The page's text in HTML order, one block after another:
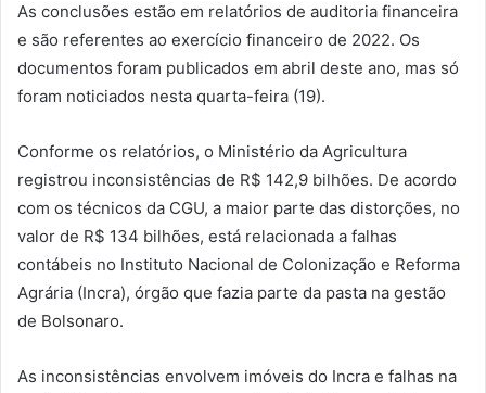
As conclusões estão em relatórios de auditoria financeira
e são referentes ao exercício financeiro de 2022. Os
documentos foram publicados em abril deste ano, mas só
foram noticiados nesta quarta-feira (19).
Conforme os relatórios, o Ministério da Agricultura
registrou inconsistências de R$ 142,9 bilhões. De acordo
com os técnicos da CGU, a maior parte das distorções, no
valor de R$ 134 bilhões, está relacionada a falhas
contábeis no Instituto Nacional de Colonização e Reforma
Agrária (Incra), órgão que fazia parte da pasta na gestão
de Bolsonaro.
As inconsistências envolvem imóveis do Incra e falhas na